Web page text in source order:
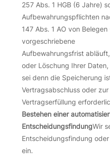
257 Abs. 1 HGB (6 Jahre)
Aufbewahrungspflichten
147 Abs. 1 AO von
vorgeschriebene
Aufbewahrungsfrist
oder Löschung Ihrer Daten,
sei denn die Speicherung
Vertragsabschluss oder zur
Vertragserfüllung
Bestehen einer
EntscheidungsfindungWir
Entscheidungsfindung
ein.